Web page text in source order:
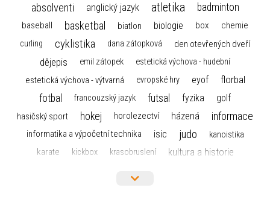
absolventi anglický jazyk atletika badminton
baseball basketbal biatlon biologie box chemie
curling cyklistika dana zátopková den otevřených dveří
dějepis emil zátopek estetická výchova - hudební
estetická výchova - výtvarná evropské hry eyof florbal
fotbal francouzský jazyk futsal fyzika golf
hasičský sport hokej horolezectví házená informace
informatika a výpočetní technika isic judo
kanoistika
karate
kickbox krasobruslení
kultura a historie